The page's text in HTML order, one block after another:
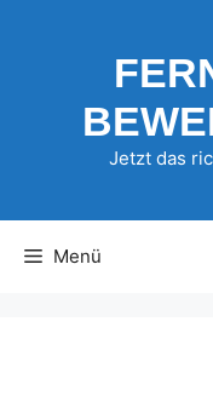
Jetzt das
Menü